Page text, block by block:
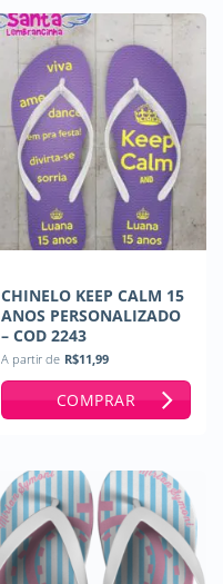
CHINELO KEEP CALM 15
ANOS PERSONALIZADO
– COD 2243
A partir de R$11,99
COMPRAR